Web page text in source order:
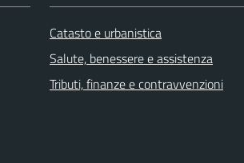
Catasto e urbanistica
Salute, benessere e assistenza
Tributi, finanze e contravvenzioni